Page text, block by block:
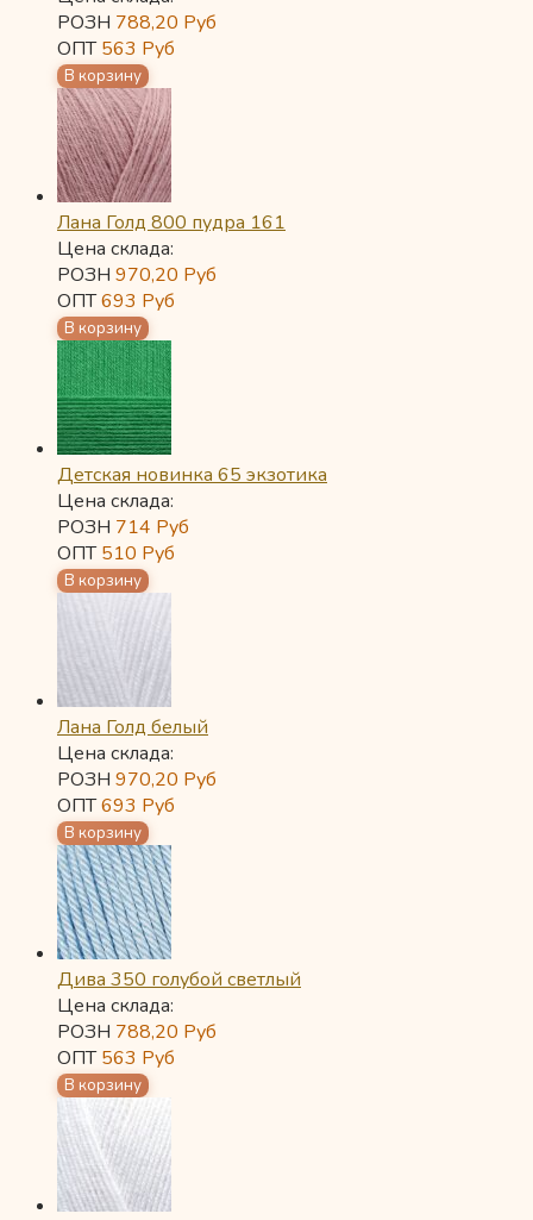
РОЗН 788,20 Руб
ОПТ563 Руб
Лана Голд 800 пудра 161
Цена склада:
РОЗН 970,20 Руб
ОПТ693 Руб
Детская новинка 65 экзотика
Цена склада:
РОЗН 714 Руб
ОПТ510 Руб
Лана Голд белый
Цена склада:
РОЗН 970,20 Руб
ОПТ693 Руб
Дива 350 голубой светлый
Цена склада:
РОЗН 788,20 Руб
ОПТ563 Руб